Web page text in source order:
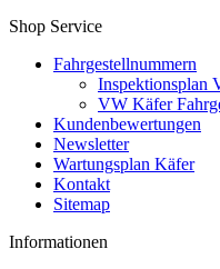
Shop Service
Fahrgestellnummern
Inspektionsplan
VW Käfer
Kundenbewertungen
Newsletter
Wartungsplan Käfer
Kontakt
Sitemap
Informationen